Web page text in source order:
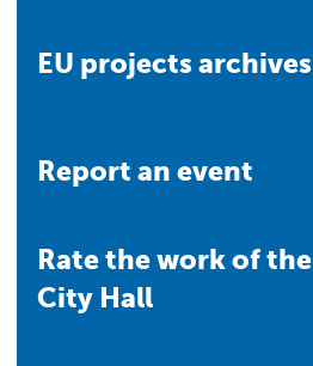
EU projects archives
Report an event
Rate the work of the
City Hall